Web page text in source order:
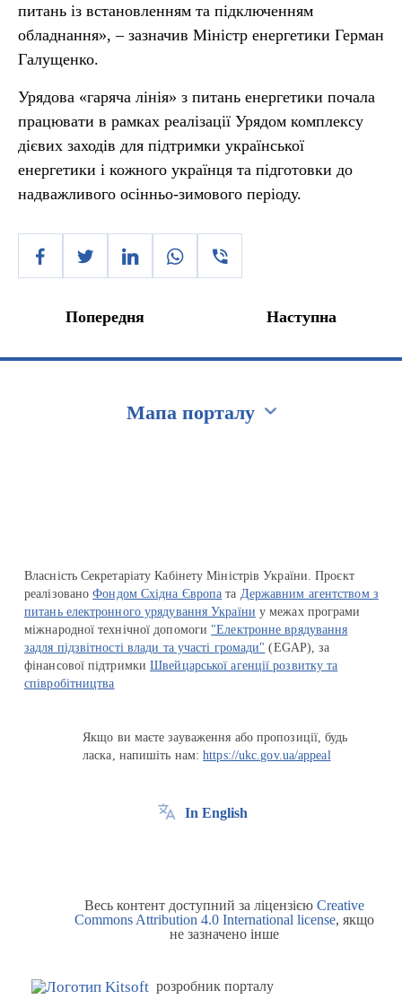
питань із встановленням та підключенням
обладнання», – зазначив Міністр енергетики Герман
Галущенко.
Урядова «гаряча лінія» з питань енергетики почала
працювати в рамках реалізації Урядом комплексу
дієвих заходів для підтримки української
енергетики і кожного українця та підготовки до
надважливого осінньо-зимового періоду.
Попередня Наступна
Мапа порталу
Власність Секретаріату Кабінету Міністрів України. Проєкт
реалізованоФондом Східна Європа та Державним агентством з
питань електронного урядування України у межах програми
міжнародної технічної допомоги "Електронне врядування
задля підзвітності влади та участі громади" (EGAP), за
фінансової підтримкиШвейцарської агенції розвитку та
співробітництва
Якщо ви маєте зауваження або пропозиції, будь
ласка, напишіть нам:https://ukc.gov.ua/appeal
In English
Весь контент доступний за ліцензією Creative
Commons Attribution 4.0 International license, якщо
не зазначено інше
розробник порталу